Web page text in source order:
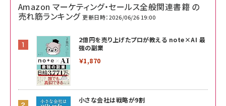
Amazon マーケティング・セールス全般関連書籍 の
売れ筋ランキング 更新日時：2026/06/26 19:00
2億円を売り上げたプロが教える note×AI 最
強の副業
￥1,870
小さな会社は戦略が9割